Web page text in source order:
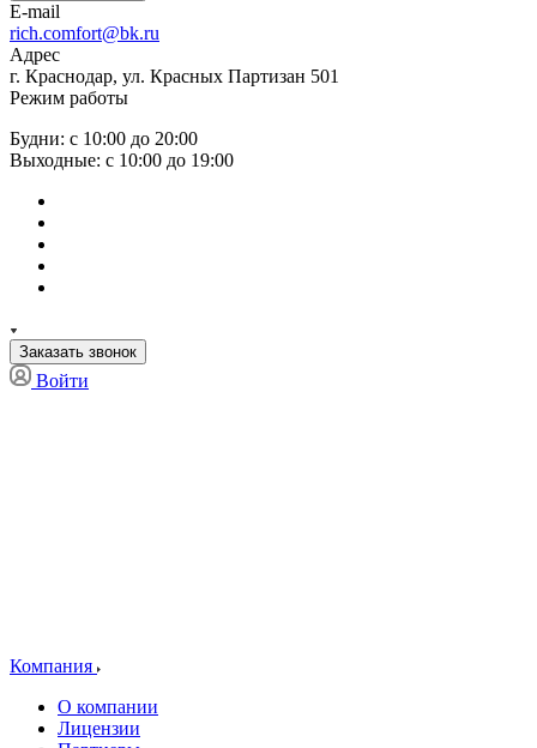
E-mail
rich.comfort@bk.ru
Адрес
г. Краснодар, ул. Красных Партизан 501
Режим работы
Будни: с 10:00 до 20:00
Выходные: с 10:00 до 19:00
Заказать звонок
Войти
Компания
О компании
Лицензии